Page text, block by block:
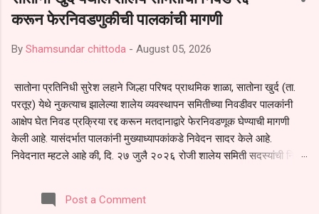
करून फेरनिवडणुकीची पालकांची मागणी
By Shamsundar chittoda - August 05, 2026
सातोना प्रतिनिधी सुरेश लहाने जिल्हा परिषद प्राथमिक शाळा, सातोना खुर्द (ता.
परतूर) येथे नुकत्याच झालेल्या शालेय व्यवस्थापन समितीच्या निवडीवर पालकांनी
आक्षेप घेत निवड प्रक्रिया रद्द करून मतदानाद्वारे फेरनिवडणूक घेण्याची मागणी
केली आहे. यासंदर्भात पालकांनी मुख्याध्यापकांकडे निवेदन सादर केले आहे.
निवेदनात म्हटले आहे की, दि. २७ जुलै २०२६ रोजी शालेय समिती सदस्यांची निवड
पालकांना देण्यात आली नसल्याने मोठ्या संख्येने पालक बैठकीस उपस्थित राहू शकले
नाहीत. तसेच सर्व पालकांना विश्वासात न घेता निवड प्रक्रिया पूर्ण करण्यात
Post a Comment